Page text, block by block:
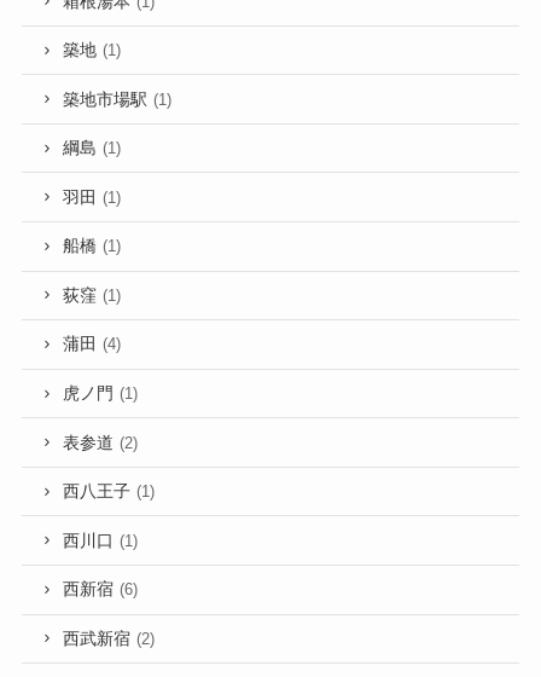
築地 (1)
築地市場駅 (1)
綱島 (1)
羽田 (1)
船橋 (1)
荻窪 (1)
蒲田 (4)
虎ノ門 (1)
表参道 (2)
西八王子 (1)
西川口 (1)
西新宿 (6)
西武新宿 (2)